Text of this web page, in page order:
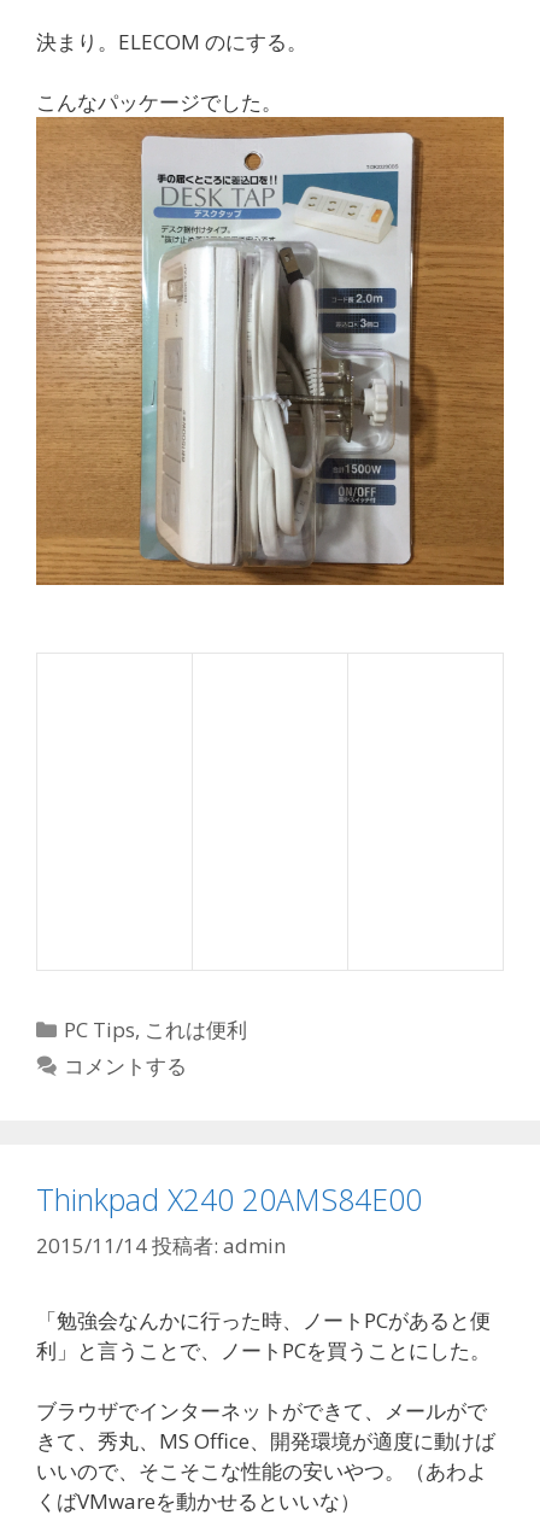
決まり。ELECOM のにする。
こんなパッケージでした。
カ
テ
PC Tips, これは便利
コメントする
Thinkpad X240 20AMS84E00
2015/11/14投稿者: admin
「勉強会なんかに行った時、ノートPCがあると便
利」と言うことで、ノートPCを買うことにした。
ブラウザでインターネットができて、メールがで
きて、秀丸、MS Office、開発環境が適度に動けば
いいので、そこそこな性能の安いやつ。（あわよ
くばVMwareを動かせるといいな）